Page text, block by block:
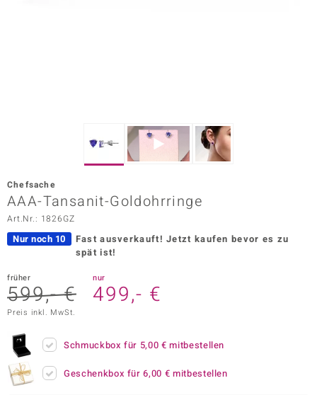
Vogue
Chefsache
AAA-Tansanit-Goldohrringe
Art.Nr.: 1826GZ
Nur noch 10 Fast ausverkauft! Jetzt kaufen bevor es zu
spät ist!
früher
599,- €
nur
499,- €
Preis inkl. MwSt.
Schmuckbox für 5,00 € mitbestellen
Geschenkbox für6,00 € mitbestellen